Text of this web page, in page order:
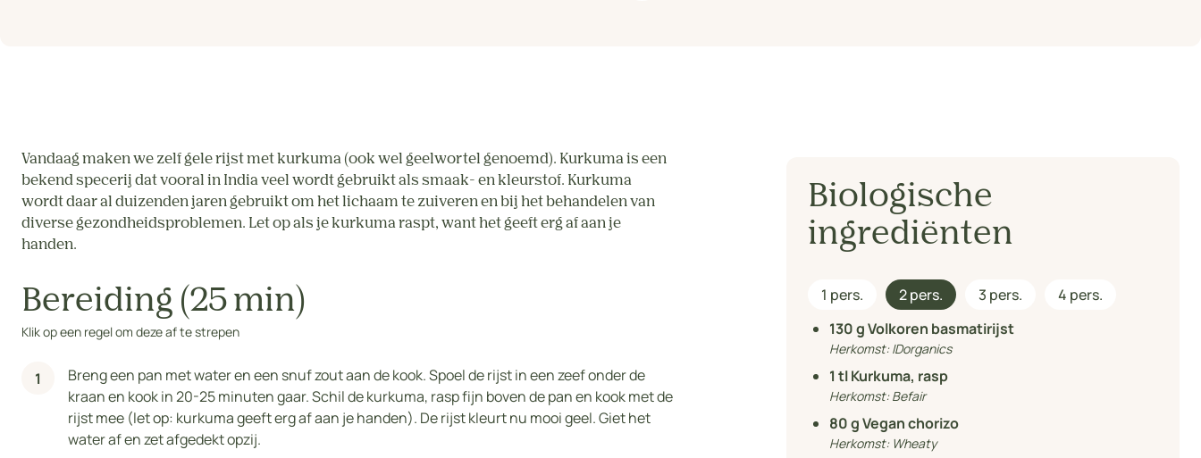
Vandaag maken we zelf gele rijst met kurkuma (ook wel geelwortel genoemd). Kurkuma is een
bekend specerij dat vooral in India veel wordt gebruikt als smaak- en kleurstof. Kurkuma
wordt daar al duizenden jaren gebruikt om het lichaam te zuiveren en bij het behandelen van
diverse gezondheidsproblemen. Let op als je kurkuma raspt, want het geeft erg af aan je
handen.
Bereiding (25 min)
Klik op een regel om deze af te strepen
Breng een pan met water en een snuf zout aan de kook. Spoel de rijst in een zeef onder de
kraan en kook in 20-25 minuten gaar. Schil de kurkuma, rasp fijn boven de pan en kook met de
rijst mee (let op: kurkuma geeft erg af aan je handen). De rijst kleurt nu mooi geel. Giet het
water af en zet afgedekt opzij.
Biologische
ingrediënten
1 pers. 2 pers. 3 pers.
4 pers.
130g Volkoren basmatirijst
Herkomst:IDorganics
1 tl Kurkuma, rasp
Herkomst:Befair
80g Vegan chorizo
Herkomst: Wheaty